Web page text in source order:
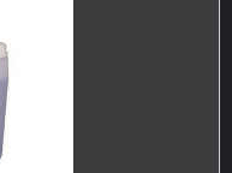
como a qualidade,
custo-benefício,
a aplicação, a
dela será possível
de diluição do produto